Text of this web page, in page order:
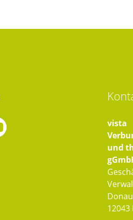
vista
und
12043